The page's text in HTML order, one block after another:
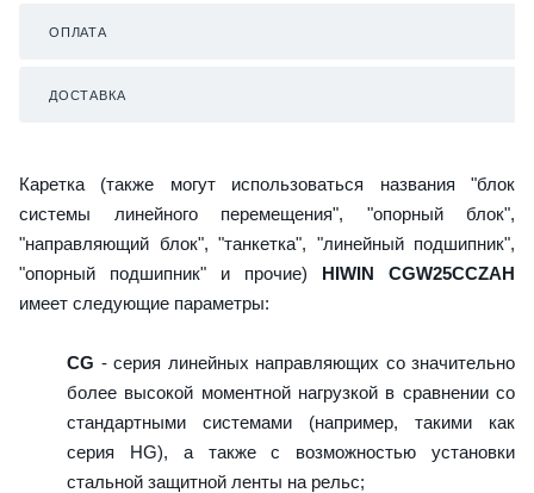
ОПЛАТА
ДОСТАВКА
Каретка (также могут использоваться названия "блок
системы линейного перемещения", "опорный блок",
"направляющий блок", "танкетка", "линейный подшипник",
"опорный подшипник" и прочие) HIWIN CGW25CCZAH
имеет следующие параметры:
CG - серия линейных направляющих со значительно
более высокой моментной нагрузкой в сравнении со
стандартными системами (например, такими как
серия HG), а также с возможностью установки
стальной защитной ленты на рельс;